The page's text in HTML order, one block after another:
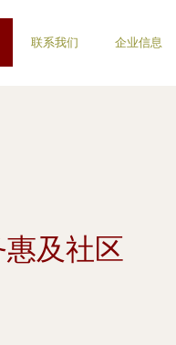
联系我们 企业信息
及社区